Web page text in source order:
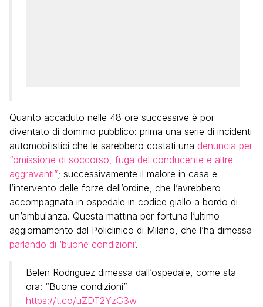
Quanto accaduto nelle 48 ore successive è poi
diventato di dominio pubblico: prima una serie di incidenti
automobilistici che le sarebbero costati una denuncia per
“omissione di soccorso, fuga del conducente e altre
aggravanti”; successivamente il malore in casa e
l’intervento delle forze dell’ordine, che l’avrebbero
accompagnata in ospedale in codice giallo a bordo di
un’ambulanza. Questa mattina per fortuna l’ultimo
aggiornamento dal Policlinico di Milano, che l’ha dimessa
parlando di ‘buone condizioni’.
Belen Rodriguez dimessa dall’ospedale, come sta
ora: “Buone condizioni”
https://t.co/uZDT2YzG3w